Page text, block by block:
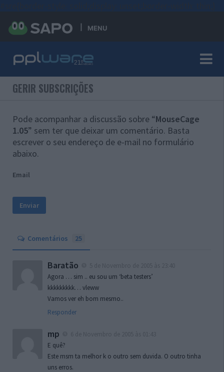
MENU
GERIR SUBSCRIÇÕES
Pode acompanhar a discussão sobre “MouseCage
1.05” sem ter que deixar um comentário. Basta
escrever o seu endereço de e-mail no formulário
abaixo.
Email
Comentários 25
Baratão
Agora … sim .. eu sou um ‘beta testers’
kkkkkkkkk… vleww
Vamos ver eh bom mesmo..
Responder
mp
E quê?
Este msm ta melhor k o outro sem duvida. O outro tinha
uns erros.